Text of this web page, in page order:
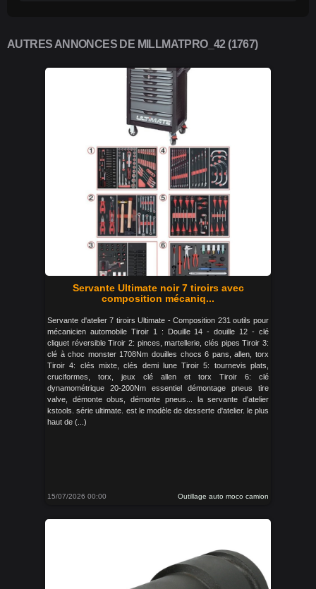
AUTRES ANNONCES DE MILLMATPRO_42 (1767)
Servante Ultimate noir 7 tiroirs avec
composition mécaniq...
Servante d'atelier 7 tiroirs Ultimate - Composition 231 outils pour
mécanicien automobile Tiroir 1 : Douille 14 - douille 12 - clé
cliquet réversible Tiroir 2: pinces, martellerie, clés pipes Tiroir 3:
clé à choc monster 1708Nm douilles chocs 6 pans, allen, torx
Tiroir 4: clés mixte, clés demi lune Tiroir 5: tournevis plats,
cruciformes, torx, jeux clé allen et torx Tiroir 6: clé
dynamométrique 20-200Nm essentiel démontage pneus tire
valve, démonte obus, démonte pneus... la servante d'atelier
kstools. série ultimate. est le modèle de desserte d'atelier. le plus
haut de (...)
15/07/2026 00:00 Outillage auto moco camion